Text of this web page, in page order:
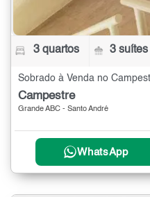
3 quartos 3 suítes
Sobrado à Venda no
Campestre
Grande ABC - Santo André
WhatsApp